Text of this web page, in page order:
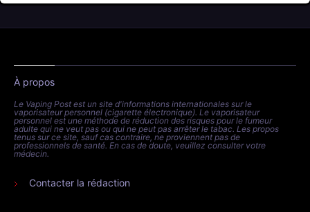
À propos
Le Vaping Post est un site d'informations internationales sur le
vaporisateur personnel (cigarette électronique). Le vaporisateur
personnel est une méthode de réduction des risques pour le fumeur
adulte qui ne veut pas ou qui ne peut pas arrêter le tabac. Les propos
tenus sur ce site, sauf cas contraire, ne proviennent pas de
professionnels de santé. En cas de doute, veuillez consulter votre
médecin.
Contacter la rédaction